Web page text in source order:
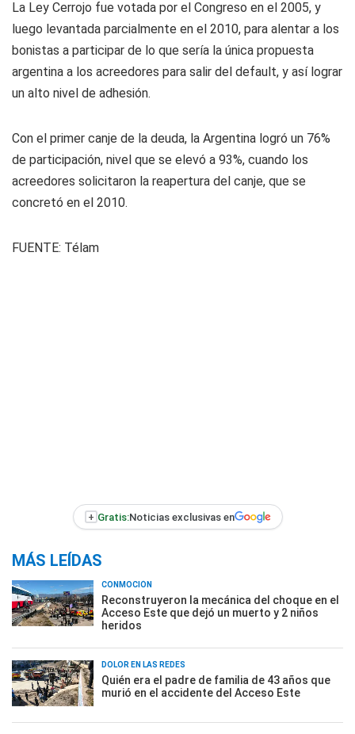
La Ley Cerrojo fue votada por el Congreso en el 2005, y
luego levantada parcialmente en el 2010, para alentar a los
bonistas a participar de lo que sería la única propuesta
argentina a los acreedores para salir del default, y así lograr
un alto nivel de adhesión.
Con el primer canje de la deuda, la Argentina logró un 76%
de participación, nivel que se elevó a 93%, cuando los
acreedores solicitaron la reapertura del canje, que se
concretó en el 2010.
FUENTE: Télam
+ Gratis:Noticias exclusivas en
MÁS LEÍDAS
CONMOCIÓN
Reconstruyeron la mecánica del choque en el
Acceso Este que dejó un muerto y 2 niños
heridos
DOLOR EN LAS REDES
Quién era el padre de familia de 43 años que
murió en el accidente del Acceso Este